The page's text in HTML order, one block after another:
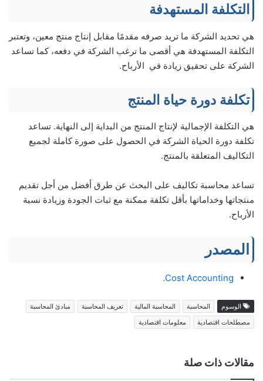
التكلفة المستهدفة
هي تحديد الشركة ما تريد صرفه مقدمًا مقابل إنتاج منتج معين، وتعتبر
التكلفة المستهدفة هي أقصى ما ترغب الشركة في دفعه، كما تساعد
الشركة على تحقيق زيادة في الأرباح.
تكلفة دورة حياة المنتج
هي التكلفة الإجمالية لإنتاج المنتج من البداية إلى النهاية. تساعد
تكلفة دورة الحياة الشركة في الحصول على صورة كاملة لجميع
التكاليف المتعلقة بالمنتج.
تساعد محاسبة تكاليف على البحث عن طرق أفضل من أجل تقديم
منتجاتها وخداماتها بأقل تكلفة ممكنة مع ثبات الجودة وزيادة نسبة
الأرباح.
المصدر
Cost Accounting.
الوسوم المحاسبة المحاسبة المالية تعريف المحاسبة
مبادئ المحاسبة
مصطلحات اقتصادية
معلومات اقتصادية
مقالات ذات صلة